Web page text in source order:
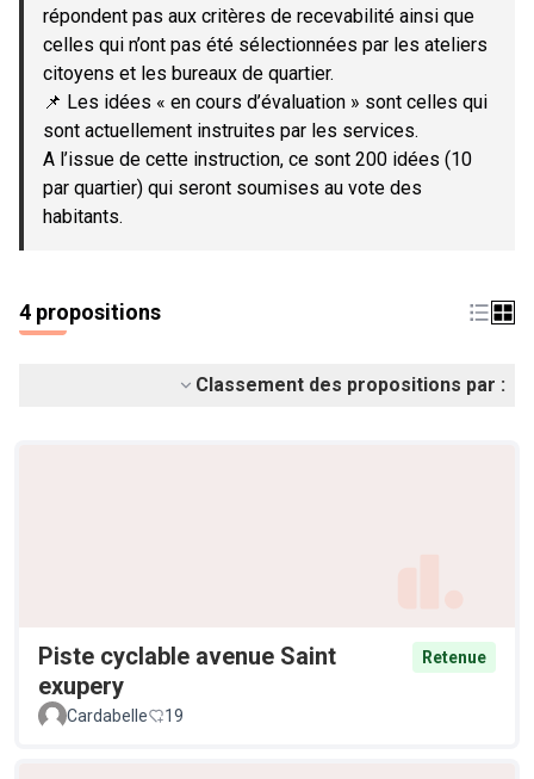
répondent pas aux critères de recevabilité ainsi que
celles qui n’ont pas été sélectionnées par les ateliers
citoyens et les bureaux de quartier.
📌 Les idées « en cours d’évaluation » sont celles qui
sont actuellement instruites par les services.
A l’issue de cette instruction, ce sont 200 idées (10
par quartier) qui seront soumises au vote des
habitants.
4 propositions
Classement des propositions par :
Piste cyclable avenue Saint
exupery
Retenue
Cardabelle 19